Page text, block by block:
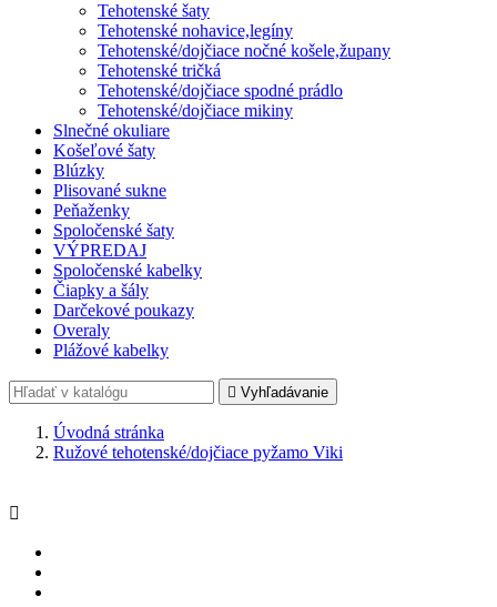
Tehotenské šaty
Tehotenské nohavice,legíny
Tehotenské/dojčiace nočné košele,župany
Tehotenské tričká
Tehotenské/dojčiace spodné prádlo
Tehotenské/dojčiace mikiny
Slnečné okuliare
Košeľové šaty
Blúzky
Plisované sukne
Peňaženky
Spoločenské šaty
VÝPREDAJ
Spoločenské kabelky
Čiapky a šály
Darčekové poukazy
Overaly
Plážové kabelky
 Vyhľadávanie
Úvodná stránka
Ružové tehotenské/dojčiace pyžamo Viki
